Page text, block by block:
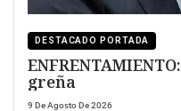
DESTACADO PORTADA
ENFRENTAMIENTO: Senado y Gobierno a la
greña
9 De Agosto De 2026